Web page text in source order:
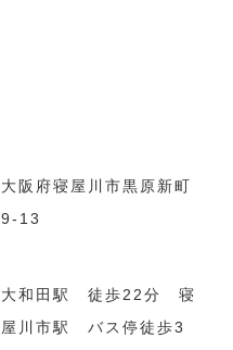
大阪府寝屋川市黒原新町
9-13
大和田駅 徒歩22分 寝
屋川市駅 バス停徒歩3